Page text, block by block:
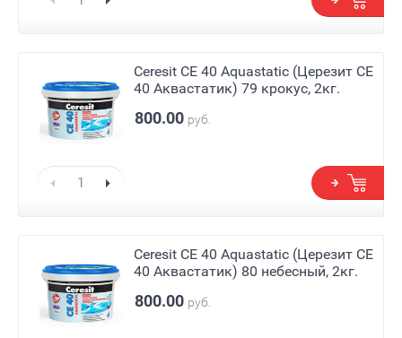
Ceresit СЕ 40 Aquastatic (Церезит СЕ
40 Аквастатик) 79 крокус, 2кг.
800.00 руб.
Ceresit СЕ 40 Aquastatic (Церезит СЕ
40 Аквастатик) 80 небесный, 2кг.
800.00 руб.